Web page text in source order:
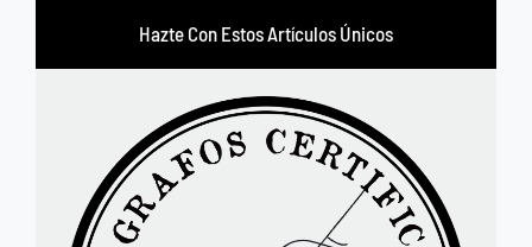
Hazte Con Estos Artículos Únicos